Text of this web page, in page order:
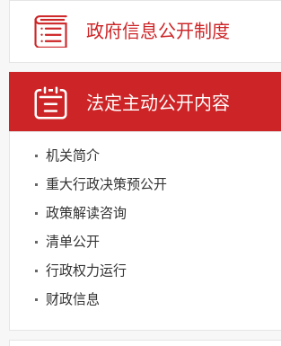
政府信息公开制度
法定主动公开内容
机关简介
重大行政决策预公开
政策解读咨询
清单公开
行政权力运行
财政信息
规划信息